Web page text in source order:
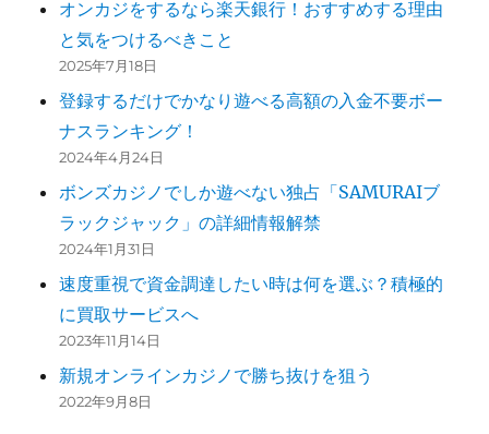
オンカジをするなら楽天銀行！おすすめする理由
と気をつけるべきこと
2025年7月18日
登録するだけでかなり遊べる高額の入金不要ボー
ナスランキング！
2024年4月24日
ボンズカジノでしか遊べない独占「SAMURAIブ
ラックジャック」の詳細情報解禁
2024年1月31日
速度重視で資金調達したい時は何を選ぶ？積極的
に買取サービスへ
2023年11月14日
新規オンラインカジノで勝ち抜けを狙う
2022年9月8日